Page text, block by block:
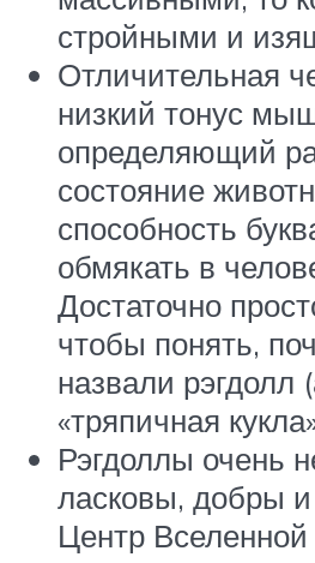
стройными и
Отличительная
низкий тонус
определяющий
состояние
способность
обмякать в
Достаточно
чтобы понять,
назвали рэгдолл
«тряпичная
Рэгдоллы очень
ласковы, добры
Центр